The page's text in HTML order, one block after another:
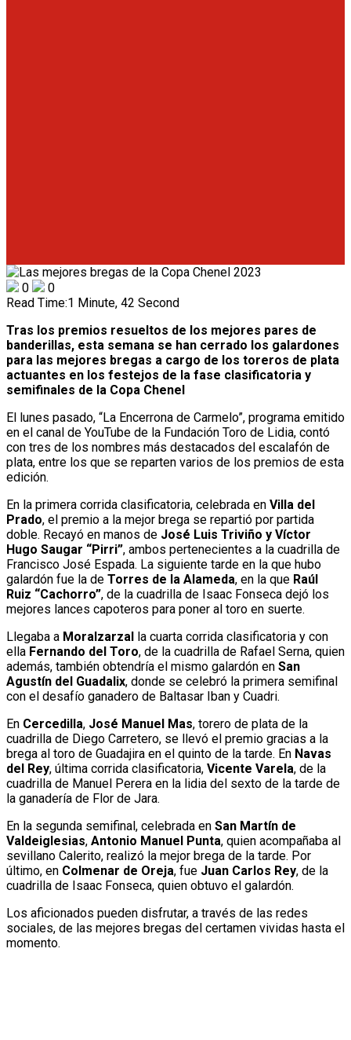
0
0
Read Time:1 Minute, 42 Second
Tras los premios resueltos de los mejores pares de
banderillas, esta semana se han cerrado los galardones
para las mejores bregas a cargo de los toreros de plata
actuantes en los festejos de la fase clasificatoria y
semifinales de la Copa Chenel
El lunes pasado, “La Encerrona de Carmelo”, programa emitido
en el canal de YouTube de la Fundación Toro de Lidia, contó
con tres de los nombres más destacados del escalafón de
plata, entre los que se reparten varios de los premios de esta
edición.
En la primera corrida clasificatoria, celebrada en Villa del
Prado, el premio a la mejor brega se repartió por partida
doble. Recayó en manos de José Luis Triviño y Víctor
Hugo Saugar “Pirri”, ambos pertenecientes a la cuadrilla de
Francisco José Espada. La siguiente tarde en la que hubo
galardón fue la de Torres de la Alameda, en la que Raúl
Ruiz “Cachorro”, de la cuadrilla de Isaac Fonseca dejó los
mejores lances capoteros para poner al toro en suerte.
Llegaba a Moralzarzal
la cuarta corrida clasificatoria y con
ella Fernando del Toro, de la cuadrilla de Rafael Serna, quien
además, también obtendría el mismo galardón en San
Agustín del Guadalix, donde se celebró la primera semifinal
con el desafío ganadero de Baltasar Iban y Cuadri.
En Cercedilla, José Manuel Mas, torero de plata de la
cuadrilla de Diego Carretero, se llevó el premio gracias a la
brega al toro de Guadajira en el quinto de la tarde. En Navas
del Rey, última corrida clasificatoria, Vicente Varela, de la
cuadrilla de Manuel Perera en la lidia del sexto de la tarde de
la ganadería de Flor de Jara.
En la segunda semifinal, celebrada en San Martín de
Valdeiglesias, Antonio Manuel Punta, quien acompañaba al
sevillano Calerito, realizó la mejor brega de la tarde. Por
último, en Colmenar de Oreja, fue Juan Carlos Rey, de la
cuadrilla de Isaac Fonseca, quien obtuvo el galardón.
Los aficionados pueden disfrutar, a través de las redes
sociales, de las mejores bregas del certamen vividas hasta el
momento.